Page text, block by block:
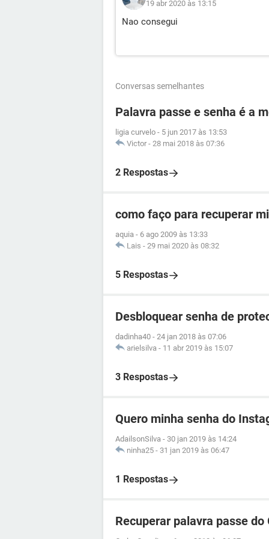
19 abr 2020 às 13:15
Nao consegui
Conversas semelhantes
Palavra passe e senha é a
ligia curvelo - 5 jun 2017 às 13:53
Victor - 28 mai 2018 às 07:36
2 Respostas
como faço para recuperar
aquia - 6 ago 2009 às 13:33
Lais - 29 mai 2020 às 08:32
5 Respostas
Desbloquear senha de
dadinha40 - 24 jan 2018 às 07:06
arielsilva - 11 abr 2019 às 15:07
3 Respostas
Quero minha senha do
AdailsonSilva - 30 jan 2019 às 14:24
ninha25 - 31 jan 2019 às 06:47
1 Respostas
Recuperar palavra passe do